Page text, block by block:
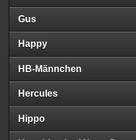
Gus
Happy
HB-Männchen
Hercules
Hippo